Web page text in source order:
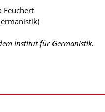
Feuchert
Institut für Germanistik.